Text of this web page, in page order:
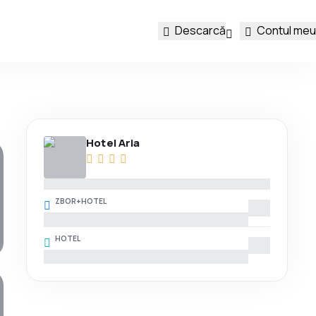
Descarcă Contul meu
Hotel Aria
ZBOR+HOTEL
HOTEL